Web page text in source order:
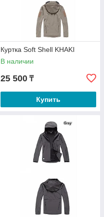
Куртка Soft Shell KHAKI
В наличии
25 500 ₸
Купить